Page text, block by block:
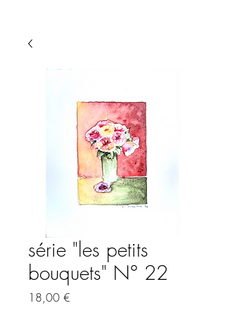
série "les petits
bouquets" N° 22
18,00 €